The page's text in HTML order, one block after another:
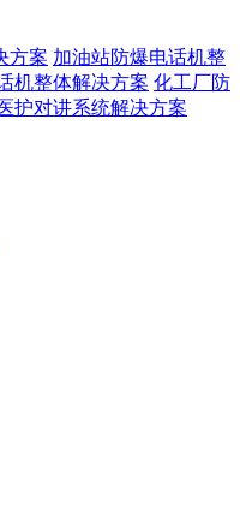
方案 加油站防爆电话机整
机整体解决方案 化工厂防
护对讲系统解决方案